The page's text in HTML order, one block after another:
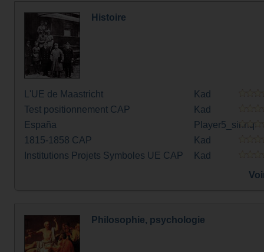
Histoire
L'UE de Maastricht
Kad
Test positionnement CAP
Kad
España
Player5_sinnq
1815-1858 CAP
Kad
Institutions Projets Symboles UE CAP
Kad
Philosophie, psychologie